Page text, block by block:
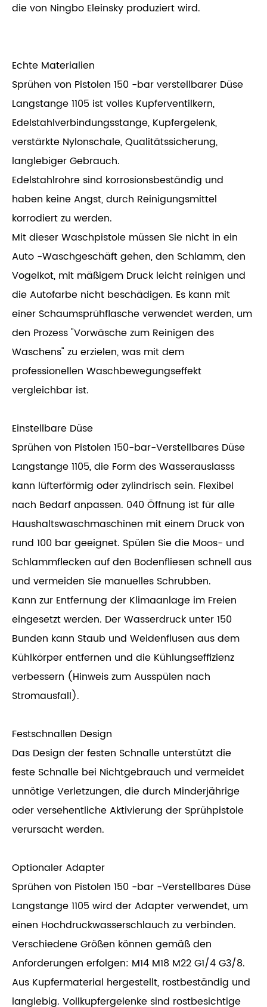
die von Ningbo Eleinsky produziert wird.
Echte Materialien
Sprühen von Pistolen 150 -bar verstellbarer Düse
Langstange 1105 ist volles Kupferventilkern,
Edelstahlverbindungsstange, Kupfergelenk,
verstärkte Nylonschale, Qualitätssicherung,
langlebiger Gebrauch.
Edelstahlrohre sind korrosionsbeständig und
haben keine Angst, durch Reinigungsmittel
korrodiert zu werden.
Mit dieser Waschpistole müssen Sie nicht in ein
Auto -Waschgeschäft gehen, den Schlamm, den
Vogelkot, mit mäßigem Druck leicht reinigen und
die Autofarbe nicht beschädigen. Es kann mit
einer Schaumsprühflasche verwendet werden, um
den Prozess "Vorwäsche zum Reinigen des
Waschens" zu erzielen, was mit dem
professionellen Waschbewegungseffekt
vergleichbar ist.
Einstellbare Düse
Sprühen von Pistolen 150-bar-Verstellbares Düse
Langstange 1105, die Form des Wasserauslasss
kann lüfterförmig oder zylindrisch sein. Flexibel
nach Bedarf anpassen. 040 Öffnung ist für alle
Haushaltswaschmaschinen mit einem Druck von
rund 100 bar geeignet. Spülen Sie die Moos- und
Schlammflecken auf den Bodenfliesen schnell aus
und vermeiden Sie manuelles Schrubben.
Kann zur Entfernung der Klimaanlage im Freien
eingesetzt werden. Der Wasserdruck unter 150
Bunden kann Staub und Weidenflusen aus dem
Kühlkörper entfernen und die Kühlungseffizienz
verbessern (Hinweis zum Ausspülen nach
Stromausfall).
Festschnallen Design
Das Design der festen Schnalle unterstützt die
feste Schnalle bei Nichtgebrauch und vermeidet
unnötige Verletzungen, die durch Minderjährige
oder versehentliche Aktivierung der Sprühpistole
verursacht werden.
Optionaler Adapter
Sprühen von Pistolen 150 -bar -Verstellbares Düse
Langstange 1105 wird der Adapter verwendet, um
einen Hochdruckwasserschlauch zu verbinden.
Verschiedene Größen können gemäß den
Anforderungen erfolgen: M14 M18 M22 G1/4 G3/8.
Aus Kupfermaterial hergestellt, rostbeständig und
langlebig. Vollkupfergelenke sind rostbesichtige